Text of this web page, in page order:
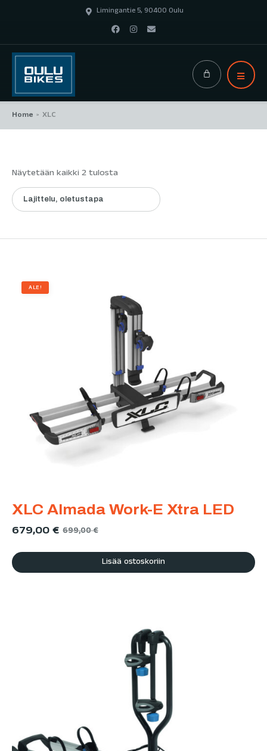
Limingantie 5, 90400 Oulu
Home > XLC
Näytetään kaikki 2 tulosta
ALE!
XLC Almada Work-E Xtra LED
679,00€ 699,00€
Lisää ostoskoriin